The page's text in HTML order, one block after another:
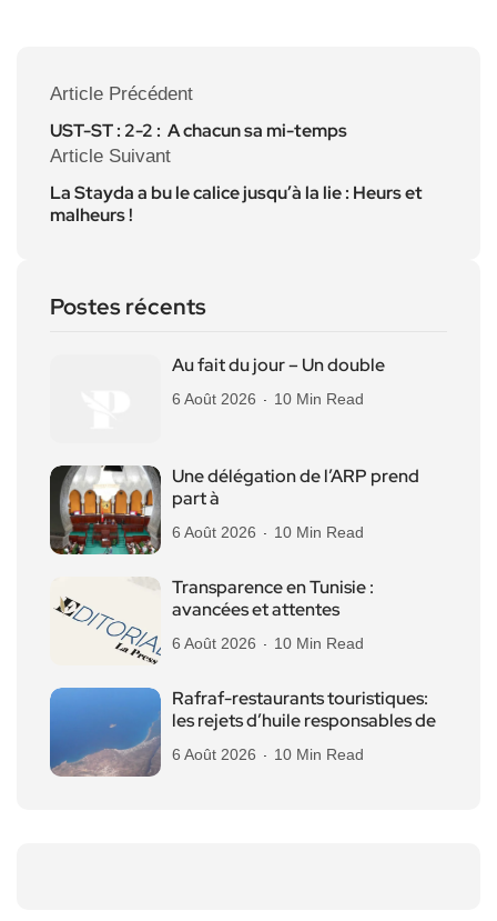
Article Précédent
UST-ST : 2-2 : A chacun sa mi-temps
Article Suivant
La Stayda a bu le calice jusqu’à la lie : Heurs et
malheurs !
Postes récents
Au fait du jour – Un double
6 Août 2026 10 Min Read
Une délégation de l’ARP prend
part à
6 Août 2026 10 Min Read
Transparence en Tunisie :
avancées et attentes
6 Août 2026 10 Min Read
Rafraf-restaurants touristiques:
les rejets d’huile responsables de
6 Août 2026 10 Min Read